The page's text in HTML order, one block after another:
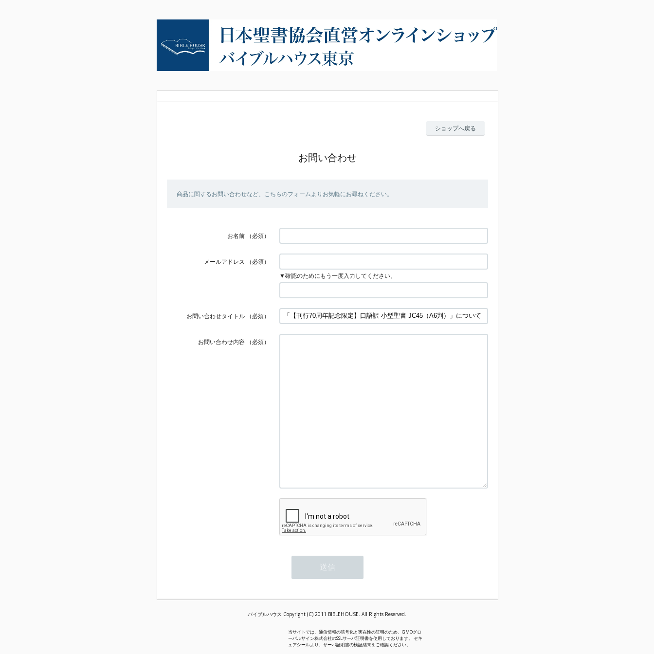
ショップへ戻る
お問い合わせ
商品に関するお問い合わせなど、こちらのフォームよりお気軽にお尋ねください。
お名前 （必須）
メールアドレス
（必須）
▼確認のためにもう一度入力してください。
お問い合わせタイトル （必須）
お問い合わせ内容 （必須）
バイブルハウス Copyright (C) 2011 BIBLEHOUSE. All Rights Reserved.
当サイトでは、通信情報の暗号化と実在性の証明のため、GMOグロ
ーバルサイン株式会社のSSLサーバ証明書を使用しております。 セキ
ュアシールより、サーバ証明書の検証結果をご確認ください。